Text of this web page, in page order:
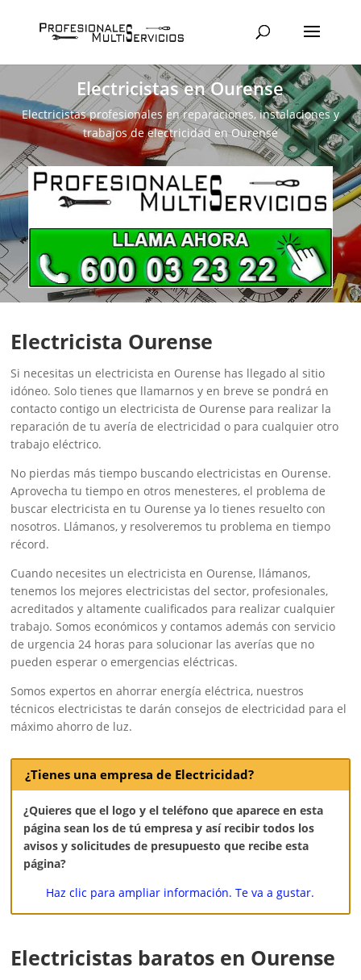
Electricistas en Ourense
Electricistas profesionales en reparaciones, instalaciones y
trabajos de electricidad en Ourense
Electricista Ourense
Si necesitas un electricista en Ourense has llegado al sitio
idóneo. Solo tienes que llamarnos y en breve se pondrá en
contacto contigo un electricista de Ourense para realizar la
reparación de tu avería de electricidad o para cualquier otro
trabajo eléctrico.
No pierdas más tiempo buscando electricistas en Ourense.
Aprovecha tu tiempo en otros menesteres, el problema de
buscar electricista en tu Ourense ya lo tienes resuelto con
nosotros. Llámanos, y resolveremos tu problema en tiempo
récord.
Cuando necesites un electricista en Ourense, llámanos,
tenemos los mejores electricistas del sector, profesionales,
acreditados y altamente cualificados para realizar cualquier
trabajo. Somos económicos y contamos además con servicio
de urgencia 24 horas para solucionar las averías que no
pueden esperar o emergencias eléctricas.
Somos expertos en ahorrar energía eléctrica, nuestros
técnicos electricistas te darán consejos de electricidad para el
máximo ahorro de luz.
¿Tienes una empresa de Electricidad?
¿Quieres que el logo y el teléfono que aparece en esta
página sean los de tú empresa y así recibir todos los
avisos y solicitudes de presupuesto que recibe esta
página?
Haz clic para ampliar información. Te va a gustar.
Electricistas baratos en Ourense